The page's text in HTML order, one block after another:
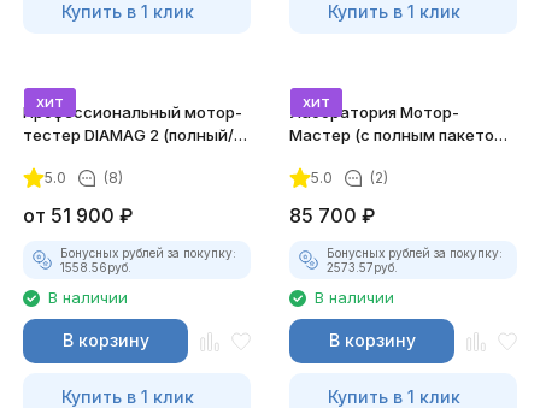
Купить в 1 клик Купить в 1 клик
хит
Профессиональный мотор-
тестер DIAMAG 2 (полный/
5.0 (8)
от 51 900 ₽
Бонусных рублей за покупку:
1558.56руб.
В наличии
В корзину
Купить в 1 клик
хит
Лаборатория Мотор-
Мастер (с полным пакетом
5.0 (2)
85 700 ₽
Бонусных рублей за покупку:
2573.57руб.
В наличии
В корзину
Купить в 1 клик